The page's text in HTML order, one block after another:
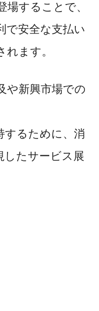
することで、
で安全な支払い
ます。
や新興市場での
するために、消
したサービス展